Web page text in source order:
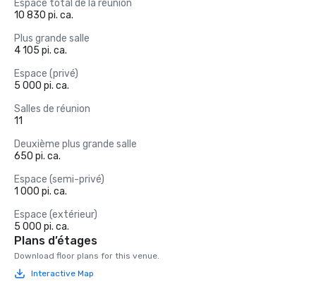
Espace total de la réunion
10 830 pi. ca.
Plus grande salle
4 105 pi. ca.
Espace (privé)
5 000 pi. ca.
Salles de réunion
11
Deuxième plus grande salle
650 pi. ca.
Espace (semi-privé)
1 000 pi. ca.
Espace (extérieur)
5 000 pi. ca.
Plans d’étages
Download floor plans for this venue.
Interactive Map